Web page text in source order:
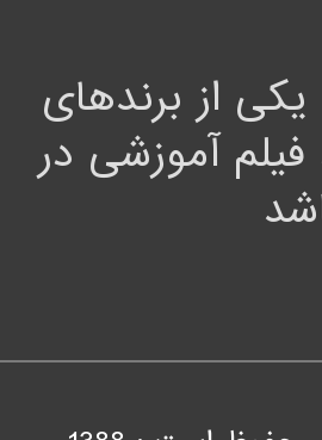
از برندهای
فیلم آموزشی در